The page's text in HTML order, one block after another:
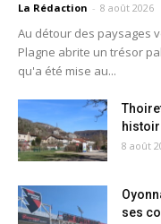
La Rédaction - 8 août 2026
Au détour des paysages
Plagne abrite un trésor
qu'a été mise au...
8 août
ses